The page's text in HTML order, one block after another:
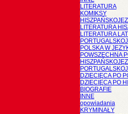
LITERATURA
KOMIKSY
LITERATURA
LITERATURA
POLSKA W
POWSZECHNA
DZIECIĘCA PO
DZIECIĘCA PO
BIOGRAFIE
INNE
opowiadania
KRYMINAŁY